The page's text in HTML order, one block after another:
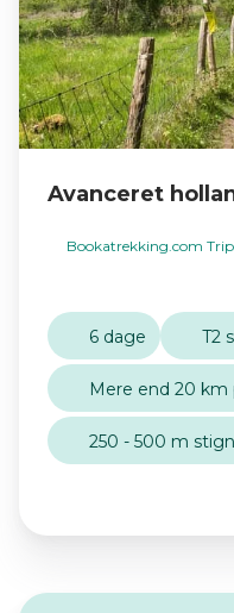
Avanceret
Bookatrekking.com
6 dage T2
Mere end 20 km
250 - 500 m